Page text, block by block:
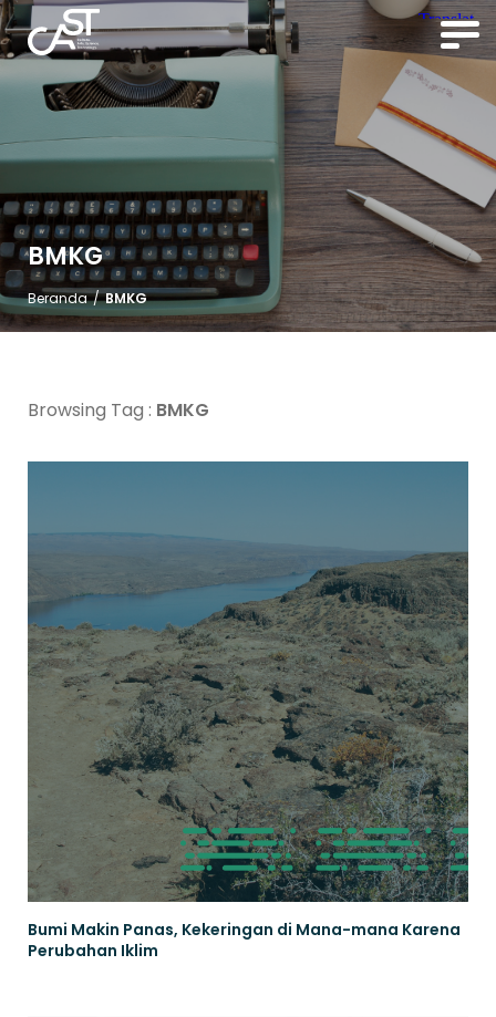
BMKG
Beranda / BMKG
Browsing Tag : BMKG
Bumi Makin Panas, Kekeringan di Mana-mana Karena
Perubahan Iklim